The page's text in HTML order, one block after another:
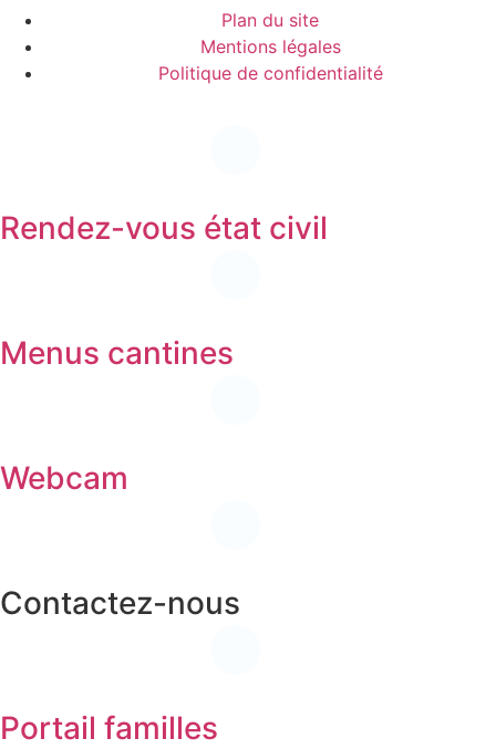
Plan du site
Mentions légales
Politique de confidentialité
Rendez-vous état civil
Menus cantines
Webcam
Contactez-nous
Portail familles